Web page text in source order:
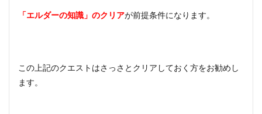
「エルダーの知識」のクリアが前提条件になります。
この上記のクエストはさっさとクリアしておく方をお勧めし
ます。